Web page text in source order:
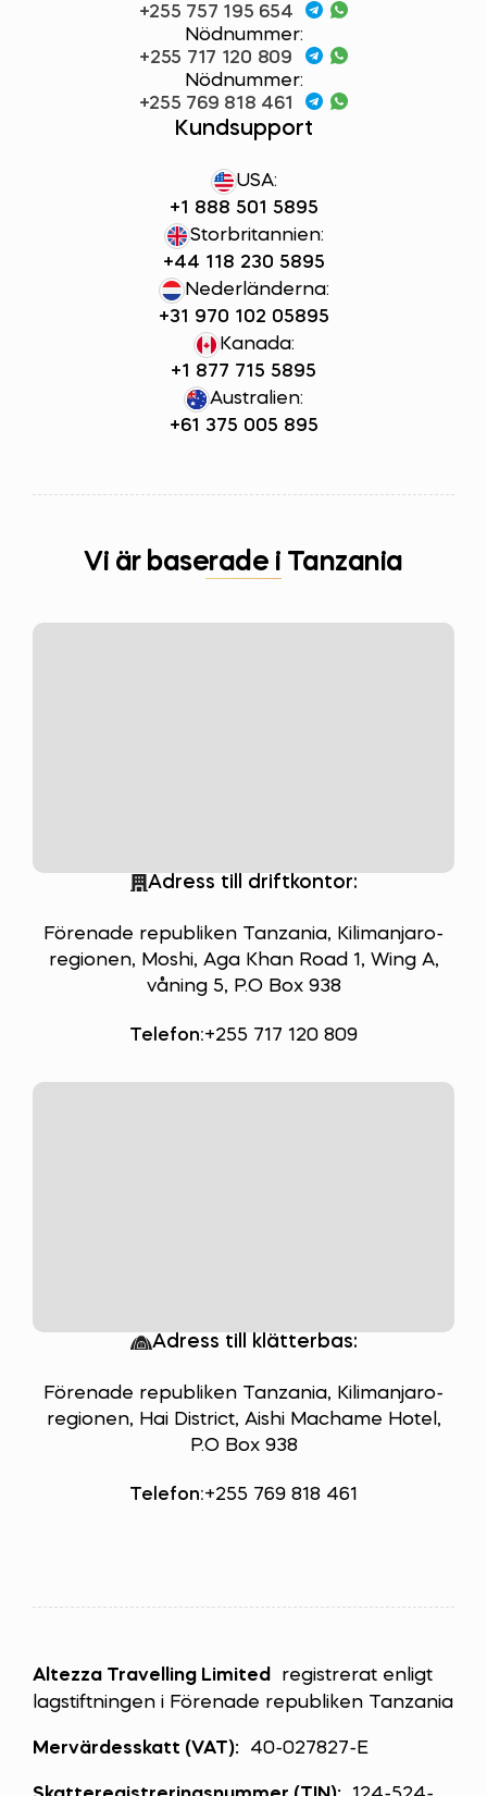
+255 757 195 654
Nödnummer:
+255 717 120 809
Nödnummer:
+255 769 818 461
Kundsupport
USA:
+1 888 501 5895
Storbritannien:
+44 118 230 5895
Nederländerna:
+31 970 102 05895
Kanada:
+1 877 715 5895
Australien:
+61 375 005 895
Vi är baserade i Tanzania
Adress till driftkontor:
Förenade republiken Tanzania, Kilimanjaro-
regionen, Moshi, Aga Khan Road 1, Wing A,
våning 5, P.O Box 938
Telefon:+255 717 120 809
Adress till klätterbas:
Förenade republiken Tanzania, Kilimanjaro-
regionen, Hai District, Aishi Machame Hotel,
P.O Box 938
Telefon:+255 769 818 461
Altezza Travelling Limited
registrerat enligt
lagstiftningen i Förenade republiken Tanzania
Mervärdesskatt (VAT): 40-027827-E